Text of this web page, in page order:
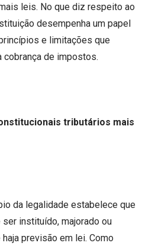
leis. No que diz respeito ao
desempenha um papel
e limitações que
cobrança de impostos.
tributários mais
da legalidade estabelece que
instituído, majorado ou
previsão em lei. Como